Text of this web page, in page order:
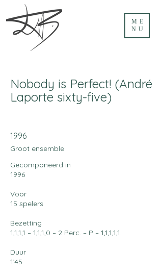
ME
NU
Nobody is Perfect! (André
Laporte sixty-five)
1996
Groot ensemble
Gecomponeerd in
1996
Voor
15 spelers
Bezetting
1,1,1,1 – 1,1,1,0 – 2 Perc. – P – 1,1,1,1,1.
Duur
1’45